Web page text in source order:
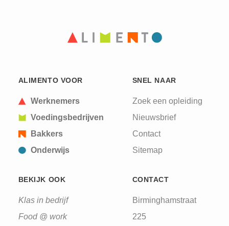
ALIMENTO VOOR
Werknemers
Voedingsbedrijven
Bakkers
Onderwijs
SNEL NAAR
Zoek een opleiding
Nieuwsbrief
Contact
Sitemap
BEKIJK OOK
Klas in bedrijf
Food @ work
CONTACT
Birminghamstraat
225